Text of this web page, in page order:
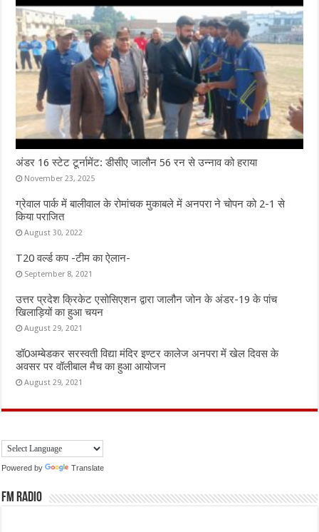
अंडर 16 स्टेट टूर्नामेंट: डीसीए जालौन 56 रन से उन्नाव को हराया
November 23, 2025
ग्रेवाल पार्क में बालीवाल के रोमांचक मुकाबले में अनपरा ने चोपन को 2-1 से
किया पराजित
August 30, 2022
T20 वर्ल्ड कप -टीम का ऐलान-
September 8, 2021
उत्तर प्रदेश क्रिकेट एसोसिएशन द्वारा जालौन जोन के अंडर-19 के पांच
खिलाड़ियों का हुआ चयन
August 29, 2021
डॉ0अम्बेडकर सरस्वती विद्या मंदिर इण्टर कालेज अनपरा में खेल दिवस के
अवसर पर वॉलीबाल मैच का हुआ आयोजन
August 29, 2021
Powered by Translate
FM Radio